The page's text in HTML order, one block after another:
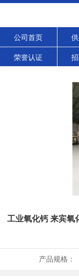
公司首页
荣誉认证
工业氧化钙 来宾氧
产品规格：